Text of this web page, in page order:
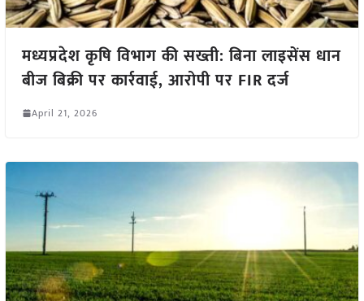
मध्यप्रदेश कृषि विभाग की सख्ती: बिना लाइसेंस धान
बीज बिक्री पर कार्रवाई, आरोपी पर FIR दर्ज
April 21, 2026